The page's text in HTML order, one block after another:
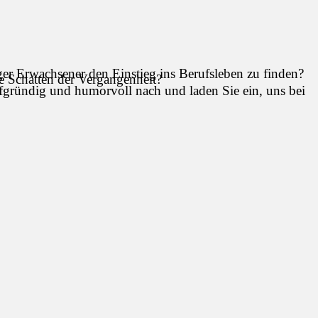
Erwachsener den Einstieg ins Berufsleben zu finden?
der Vergangenheit?
und humorvoll nach und laden Sie ein, uns bei